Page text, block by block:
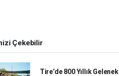
Çekebilir
Tire’de 800 Yıllık Gelenek